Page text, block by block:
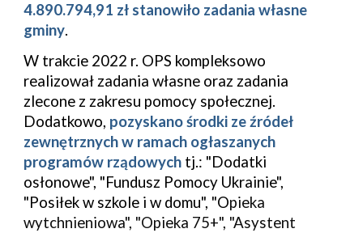
4.890.794,91 zł stanowiło zadania własne
gminy.
W trakcie 2022 r. OPS kompleksowo
realizował zadania własne oraz zadania
zlecone z zakresu pomocy społecznej.
Dodatkowo, pozyskano środki ze źródeł
zewnętrznych w ramach ogłaszanych
programów rządowych tj.: "Dodatki
osłonowe", "Fundusz Pomocy Ukrainie",
"Posiłek w szkole i w domu", "Opieka
wytchnieniowa", "Opieka 75+", "Asystent